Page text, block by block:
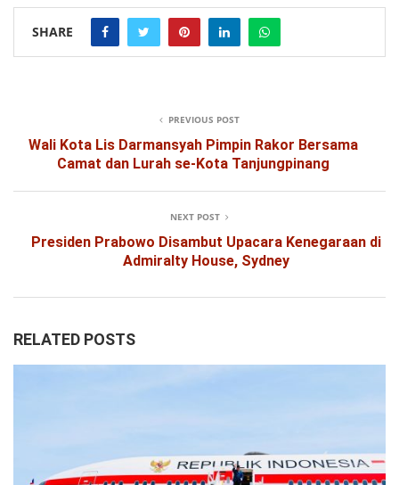
SHARE
PREVIOUS POST
Wali Kota Lis Darmansyah Pimpin Rakor Bersama
Camat dan Lurah se-Kota Tanjungpinang
NEXT POST
Presiden Prabowo Disambut Upacara Kenegaraan di
Admiralty House, Sydney
RELATED POSTS